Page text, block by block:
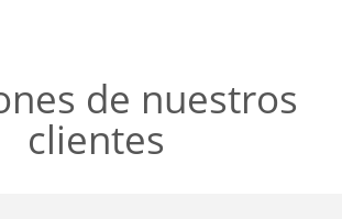
de nuestros
clientes